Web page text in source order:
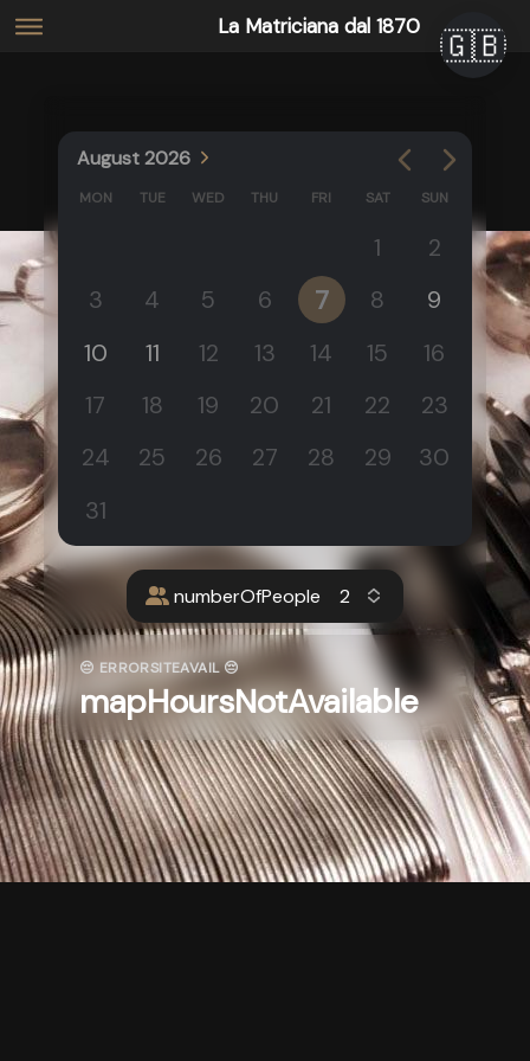
La Matriciana dal 1870
🇬🇧
numberOfPeople
mapHoursNotAvailable
😔 ERRORSITEAVAIL 😔